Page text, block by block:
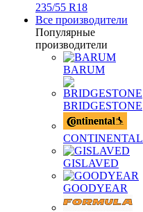
235/55 R18
Все производители
Популярные
производители
BARUM
BRIDGESTONE
CONTINENTAL
GISLAVED
GOODYEAR